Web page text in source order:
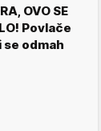
OVO SE
Povlače
odmah